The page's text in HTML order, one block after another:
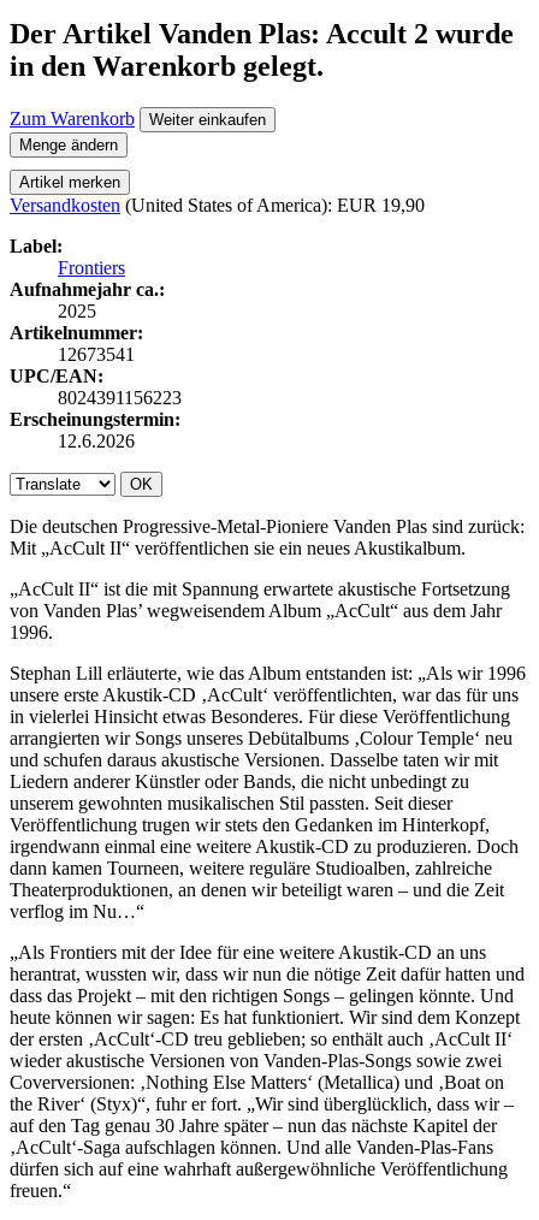
Der Artikel Vanden Plas: Accult 2 wurde
in den Warenkorb gelegt.
Zum Warenkorb
Weiter einkaufen
Menge ändern
Artikel merken
Versandkosten (United States of America): EUR 19,90
Label:
Frontiers
Aufnahmejahr ca.:
2025
Artikelnummer:
12673541
UPC/EAN:
8024391156223
Erscheinungstermin:
12.6.2026
OK
Die deutschen Progressive-Metal-Pioniere Vanden Plas sind zurück:
Mit „AcCult II“ veröffentlichen sie ein neues Akustikalbum.
„AcCult II“ ist die mit Spannung erwartete akustische Fortsetzung
von Vanden Plas’ wegweisendem Album „AcCult“ aus dem Jahr
1996.
Stephan Lill erläuterte, wie das Album entstanden ist: „Als wir 1996
unsere erste Akustik-CD ‚AcCult‘ veröffentlichten, war das für uns
in vielerlei Hinsicht etwas Besonderes. Für diese Veröffentlichung
arrangierten wir Songs unseres Debütalbums ‚Colour Temple‘ neu
und schufen daraus akustische Versionen. Dasselbe taten wir mit
Liedern anderer Künstler oder Bands, die nicht unbedingt zu
unserem gewohnten musikalischen Stil passten. Seit dieser
Veröffentlichung trugen wir stets den Gedanken im Hinterkopf,
irgendwann einmal eine weitere Akustik-CD zu produzieren. Doch
dann kamen Tourneen, weitere reguläre Studioalben, zahlreiche
Theaterproduktionen, an denen wir beteiligt waren – und die Zeit
verflog im Nu…“
„Als Frontiers mit der Idee für eine weitere Akustik-CD an uns
herantrat, wussten wir, dass wir nun die nötige Zeit dafür hatten und
dass das Projekt – mit den richtigen Songs – gelingen könnte. Und
heute können wir sagen: Es hat funktioniert. Wir sind dem Konzept
der ersten ‚AcCult‘-CD treu geblieben; so enthält auch ‚AcCult II‘
wieder akustische Versionen von Vanden-Plas-Songs sowie zwei
Coverversionen: ‚Nothing Else Matters‘ (Metallica) und ‚Boat on
the River‘ (Styx)“, fuhr er fort. „Wir sind überglücklich, dass wir –
auf den Tag genau 30 Jahre später – nun das nächste Kapitel der
‚AcCult‘-Saga aufschlagen können. Und alle Vanden-Plas-Fans
dürfen sich auf eine wahrhaft außergewöhnliche Veröffentlichung
freuen.“